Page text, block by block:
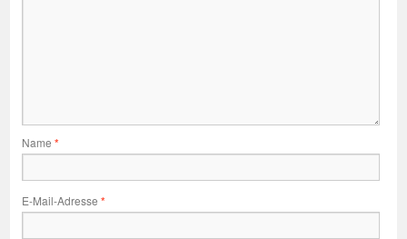
Name *
E-Mail-Adresse *